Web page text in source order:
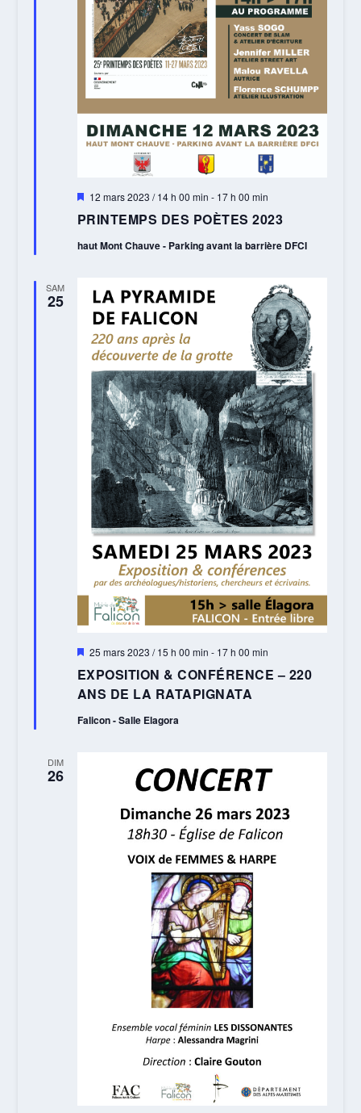
PRINTEMPS DES POÈTES 2023
Mis
avant
12 mars 2023 / 14 h 00 min - 17 h 00 min
haut Mont Chauve - Parking avant la barrière DFCI
SAM
25
EXPOSITION & CONFÉRENCE – 220
ANS DE LA RATAPIGNATA
Mis
avant
25 mars 2023 / 15 h 00 min - 17 h 00 min
Falicon - Salle Elagora
DIM
26